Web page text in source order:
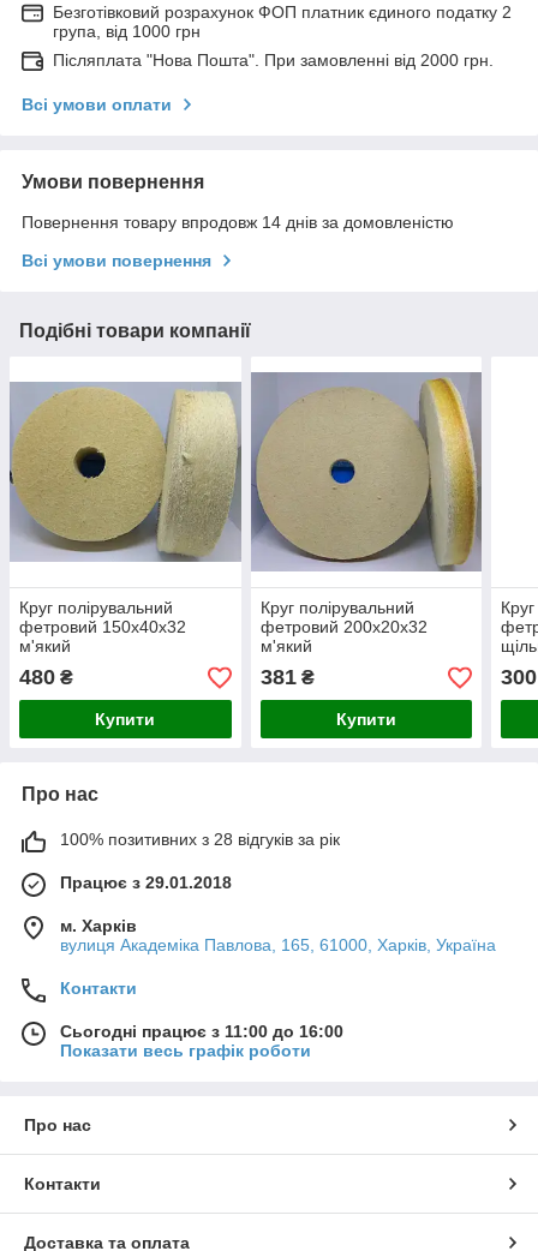
Безготівковий розрахунок ФОП платник єдиного податку 2
група, від 1000 грн
Післяплата "Нова Пошта". При замовленні від 2000 грн.
Всі умови оплати
Умови повернення
Повернення товару впродовж 14 днів за домовленістю
Всі умови повернення
Подібні товари компанії
Круг полірувальний
фетровий 150х40х32
м'який
480 ₴
Купити
Круг полірувальний
фетровий 200х20х32
м'який
381₴
Купити
300
Про нас
100% позитивних з 28 відгуків за рік
Працює з 29.01.2018
м. Харків
вулиця Академіка Павлова, 165, 61000, Харків, Україна
Контакти
Сьогодні працює з 11:00 до 16:00
Показати весь графік роботи
Про нас
Контакти
Доставка та оплата